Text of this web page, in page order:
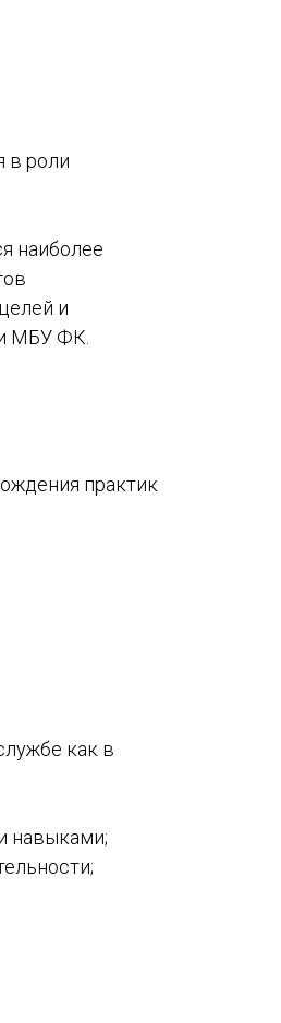
в роли
наиболее
и
МБУ ФК.
практик
как в
навыками;